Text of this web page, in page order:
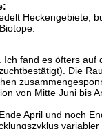
Heckengebiete,
fand es öfters
Die
von Mitte Juni bis
April und noch